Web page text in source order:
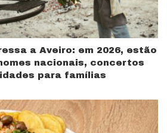
a Aveiro: em 2026, estão
nacionais, concertos
para famílias